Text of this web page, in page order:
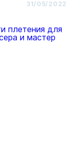
31/05/2022